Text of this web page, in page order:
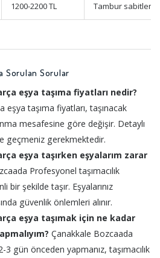
1200-2200 TL Tambur sabitleme
Sorulan Sorular
eşya taşıma fiyatları nedir?
eşya taşıma fiyatları, taşınacak
mesafesine göre değişir. Detaylı
geçmeniz gerekmektedir.
eşya taşırken eşyalarım zarar
Profesyonel taşımacılık
bir şekilde taşır. Eşyalarınız
güvenlik önlemleri alınır.
eşya taşımak için ne kadar
Çanakkale Bozcaada
gün önceden yapmanız, taşımacılık